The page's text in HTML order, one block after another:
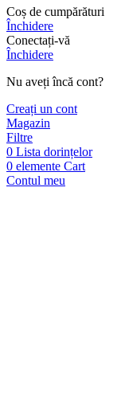
Coș de cumpărături
Închidere
Conectați-vă
Închidere
Nu aveți încă cont?
Creați un cont
Magazin
Filtre
0 Lista dorințelor
0 elemente Cart
Contul meu